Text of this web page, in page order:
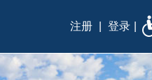
注册 登录